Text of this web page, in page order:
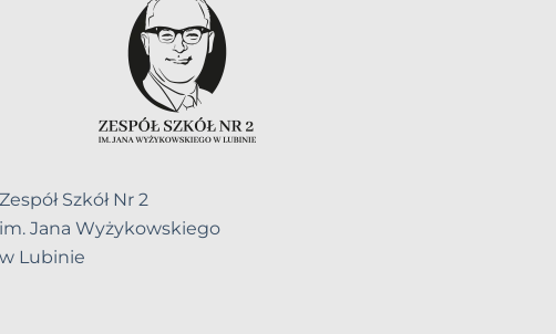
Zespół Szkół Nr 2
im. Jana Wyżykowskiego
w Lubinie